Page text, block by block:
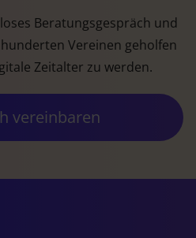
Beratungsgespräch und
Vereinen geholfen
Zeitalter zu werden.
vereinbaren